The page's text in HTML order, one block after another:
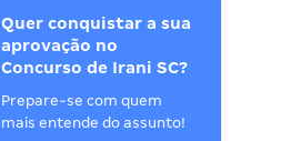
Quer conquistar a sua
aprovação no
Concurso de Irani SC?
Prepare-se com quem
mais entende do assunto!